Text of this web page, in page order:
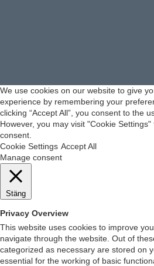
We use cookies on our website to give
experience by remembering your
clicking “Accept All”, you consent to the
However, you may visit "Cookie
consent.
Cookie Settings Accept All
Manage consent
Stäng
Privacy Overview
This website uses cookies to improve
navigate through the website. Out of
categorized as necessary are stored on
essential for the working of basic